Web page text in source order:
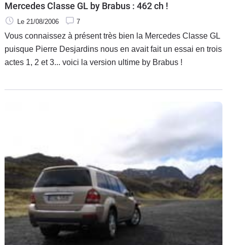
Mercedes Classe GL by Brabus : 462 ch !
Le 21/08/2006 7
Vous connaissez à présent très bien la Mercedes Classe GL
puisque Pierre Desjardins nous en avait fait un essai en trois
actes 1, 2 et 3... voici la version ultime by Brabus !